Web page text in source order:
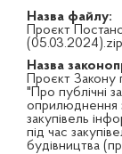
Назва файлу:
Проєкт
(05.03.2024).zip
Назва
Проєкт
"Про публічні
оприлюднення
закупівель
під час
будівництва